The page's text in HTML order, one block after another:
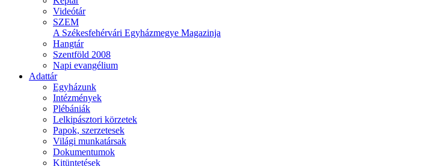
Videótár
SZEM
A Székesfehérvári Egyházmegye Magazinja
Hangtár
Szentföld 2008
Napi evangélium
Adattár
Egyházunk
Intézmények
Plébániák
Lelkipásztori körzetek
Papok, szerzetesek
Világi munkatársak
Dokumentumok
Kitüntetések